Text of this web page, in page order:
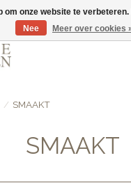
| free store pick-up
/ SMAAKT
SMAAKT
om onze website te
Nee
Meer over cookies